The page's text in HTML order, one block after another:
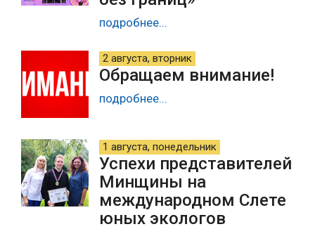
подробнее...
2 августа, вторник
Обращаем внимание!
подробнее...
1 августа, понедельник
Успехи представителей
Минщины на
международном Слете
юных экологов